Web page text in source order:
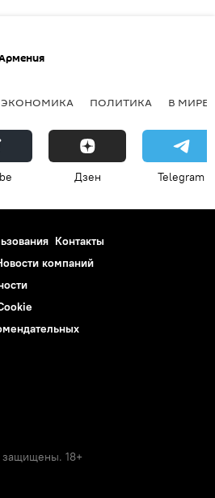
ЭКОНОМИКА ПОЛИТИКА В МИРЕ
Дзен Telegram
Контакты
компаний
18+